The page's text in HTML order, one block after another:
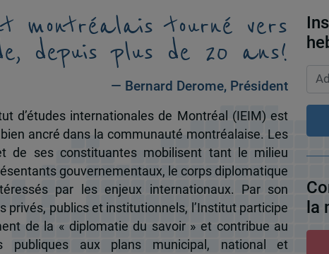
montréalais tourné vers
depuis plus de 20 ans!
— Bernard Derome, Président
d’études internationales de Montréal (IEIM) est
bien ancré dans la communauté montréalaise. Les
de ses constituantes mobilisent tant le milieu
gouvernementaux, le corps diplomatique
par les enjeux internationaux. Par son
privés, publics et institutionnels, l’Institut participe
de la « diplomatie du savoir » et contribue au
publiques aux plans municipal, national et
la